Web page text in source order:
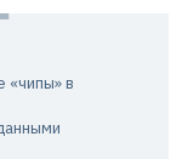
«чипы» в